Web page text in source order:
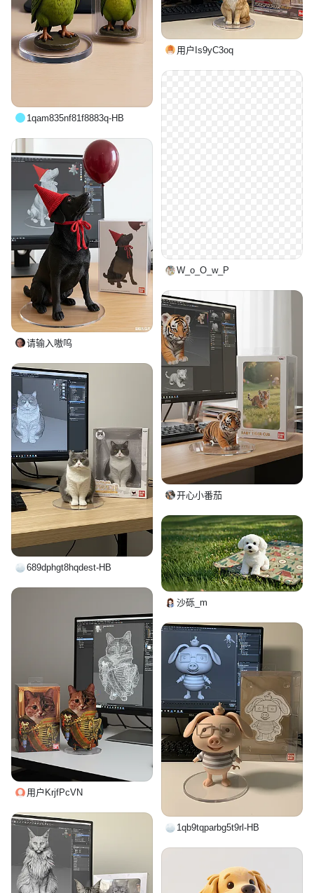
1qam835nf81f8883q-HB
用户Is9yC3oq
W_o_O_w_P
请输入嗷呜
开心小番茄
689dphgt8hqdest-HB
沙砾_m
用户KrjfPcVN
1qb9tqparbg5t9rl-HB